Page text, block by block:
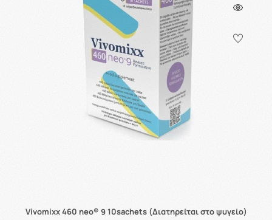
Vivomixx 460 neo® 9 10sachets (Διατηρείται στο ψυγείο)